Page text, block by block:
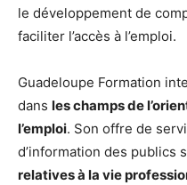
le développement de
faciliter l’accès à l’emploi.
Guadeloupe Formation
dans les champs de
l’emploi. Son offre de
d’information des publics
relatives à la vie